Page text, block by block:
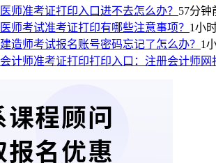
师准考证打印入口进不去怎么办？ 57分钟
师考试准考证打印有哪些注意事项？ 1小
造师考试报名账号密码忘记了怎么办？ 1
计师准考证打印打印入口：注册会计师网